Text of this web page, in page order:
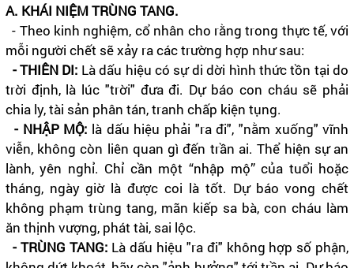
A. KHÁI NIỆM TRÙNG TANG.
- Theo kinh nghiệm, cổ nhân cho rằng trong thực tế, với
mỗi người chết sẽ xảy ra các trường hợp như sau:
- THIÊN DI: Là dấu hiệu có sự di dời hình thức tồn tại do
trời định, là lúc "trời" đưa đi. Dự báo con cháu sẽ phải
chia ly, tài sản phân tán, tranh chấp kiện tụng.
- NHẬP MỘ: là dấu hiệu phải "ra đi", "nằm xuống" vĩnh
viễn, không còn liên quan gì đến trần ai. Thể hiện sự an
lành, yên nghỉ. Chỉ cần một “nhập mộ” của tuổi hoặc
tháng, ngày giờ là được coi là tốt. Dự báo vong chết
không phạm trùng tang, mãn kiếp sa bà, con cháu làm
ăn thịnh vượng, phát tài, sai lộc.
- TRÙNG TANG: Là dấu hiệu "ra đi" không hợp số phận,